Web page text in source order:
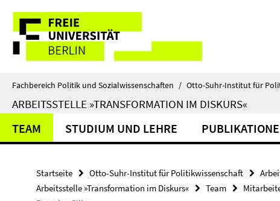
direkt
Inhalt
Service-
Navigation
Fachbereich Politik und Sozialwissenschaften / Otto-Suhr-Institut für
ARBEITSSTELLE »TRANSFORMATION IM DISKURS«
TEAM STUDIUM UND LEHRE
Startseite Otto-Suhr-Institut für Politikwissenschaft
Arbeitsstelle »Transformation im Diskurs«
Team